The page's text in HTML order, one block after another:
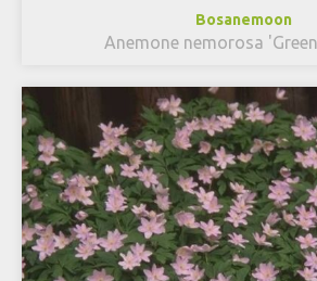
Bosanemoon
Anemone nemorosa